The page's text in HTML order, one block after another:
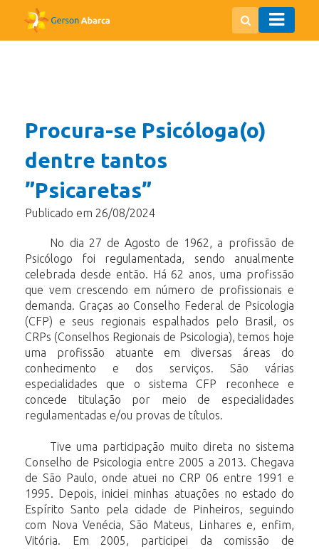
Procura-se Psicóloga(o)
dentre tantos
”Psicaretas”
Publicado em 26/08/2024
No dia 27 de Agosto de 1962, a profissão de
Psicólogo foi regulamentada, sendo
anualmente
celebrada desde então. Há 62 anos, uma profissão
que vem crescendo em número de profissionais e
demanda. Graças ao Conselho Federal de Psicologia
(CFP) e seus regionais espalhados pelo Brasil, os
CRPs (Conselhos Regionais de Psicologia), temos hoje
uma profissão atuante em diversas áreas do
conhecimento e
dos serviços. São várias
especialidades que o sistema CFP reconhece e
concede
titulação por meio de
especialidades
regulamentadas e/ou provas de títulos.
Tive uma participação muito direta no sistema
Conselho de Psicologia entre 2005 a 2013. Chegava
de São Paulo, onde atuei no CRP 06 entre 1991 e
1995. Depois, iniciei minhas atuações no estado do
Espírito Santo pela cidade de Pinheiros, seguindo
com Nova Venécia, São Mateus, Linhares e, enfim,
Vitória.
Em 2005, participei da comissão
de